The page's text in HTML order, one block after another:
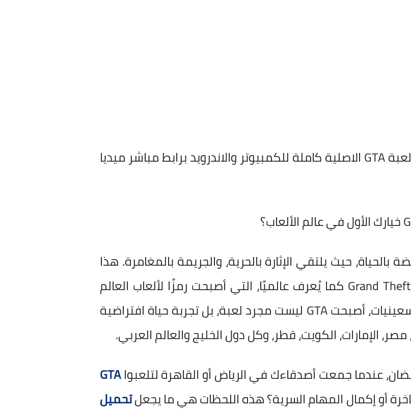
تحميل لعبة جاتا Grand Theft Auto لعبة GTA الاصلية كاملة للكمبيوتر والاندرويد برابط مباشر ميديا
حيث يلتقي الإثارة بالحرية، والجريمة بالمغامرة. هذا
، أو Grand Theft Auto كما يُعرف عالميًا، التي أصبحت رمزًا لألعاب العالم
المفتوح. منذ إصدارها الأول في التسعينيات، أصبحت GTA ليست مجرد لعبة، بل تجربة حياة افتراضية
الإمارات، الكويت، قطر، وكل دول الخليج والعالم العربي.
عندما جمعت أصدقاءك في الرياض أو القاهرة لتلعبواGTA
تحميل